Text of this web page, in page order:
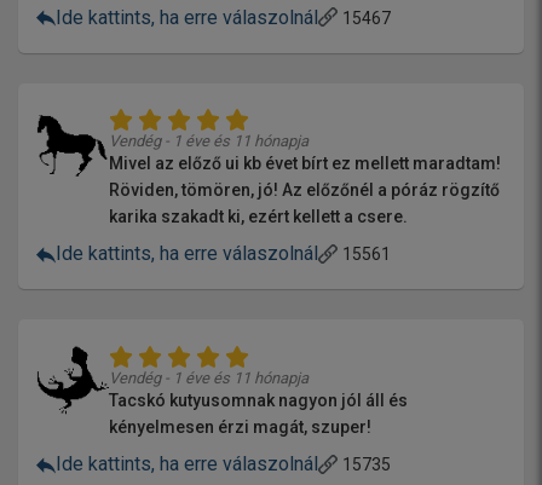
Ide kattints, ha erre válaszolnál 15467
Vendég - 1 éve és 11 hónapja
Mivel az előző ui kb évet bírt ez mellett maradtam!
Röviden, tömören, jó! Az előzőnél a póráz rögzítő
karika szakadt ki, ezért kellett a csere.
Ide kattints, ha erre válaszolnál 15561
Vendég - 1 éve és 11 hónapja
Tacskó kutyusomnak nagyon jól áll és
kényelmesen érzi magát, szuper!
Ide kattints, ha erre válaszolnál 15735